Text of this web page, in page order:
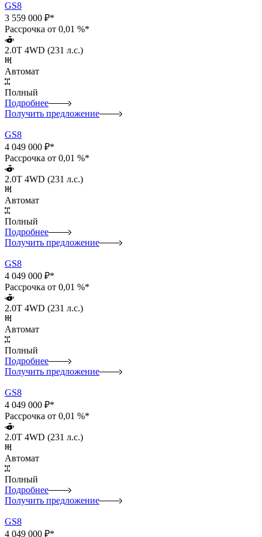
GS8
3 559 000 ₽*
Рассрочка от 0,01 %*
2.0T 4WD (231 л.с.)
Автомат
Полный
Подробнее
Получить предложение
GS8
4 049 000 ₽*
Рассрочка от 0,01 %*
2.0T 4WD (231 л.с.)
Автомат
Полный
Подробнее
Получить предложение
GS8
4 049 000 ₽*
Рассрочка от 0,01 %*
2.0T 4WD (231 л.с.)
Автомат
Полный
Подробнее
Получить предложение
GS8
4 049 000 ₽*
Рассрочка от 0,01 %*
2.0T 4WD (231 л.с.)
Автомат
Полный
Подробнее
Получить предложение
GS8
4 049 000 ₽*